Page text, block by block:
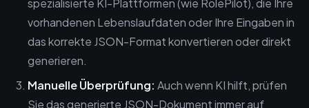
spezialisierte KI-Plattformen (wie RolePilot), die Ihre
vorhandenen Lebenslaufdaten oder Ihre Eingaben in
das korrekte JSON-Format konvertieren oder direkt
generieren.
Manuelle Überprüfung: Auch wenn KI hilft, prüfen
Sie das generierte JSON-Dokument immer auf